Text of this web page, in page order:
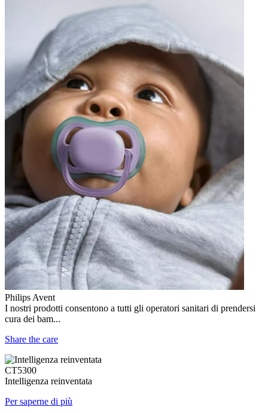
Philips Avent
I nostri prodotti consentono a tutti gli operatori sanitari di prendersi
cura dei bam...
Share the care
CT5300
Intelligenza reinventata
Per saperne di più